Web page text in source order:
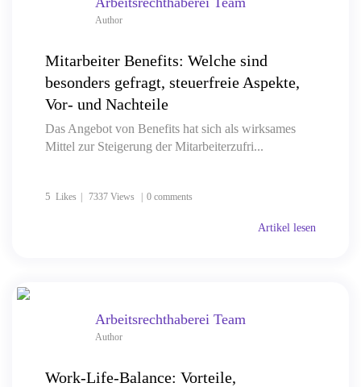
Author
Mitarbeiter Benefits: Welche sind
besonders gefragt, steuerfreie Aspekte,
Vor- und Nachteile
Das Angebot von Benefits hat sich als wirksames
Mittel zur Steigerung der Mitarbeiterzufri...
5 Likes 7337 Views 0 comments
Artikel lesen
Arbeitsrechthaberei Team
Author
Work-Life-Balance: Vorteile,